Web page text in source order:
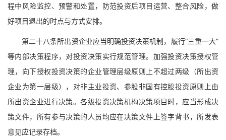
程中风险监控、预警和处置，防范投资后项目运营、整合风险，做
好项目退出的时点与方式安排。
第二十八条所出资企业应当明确投资决策机制，履行“三重一大”
等内部决策程序，对投资决策实行规范管理。加强投资决策授权管
理，向下授权投资决策的企业管理层级原则上不超过两级（所出资
企业为第一层级），对非主业投资、参股非国有控股投资原则上由
所出资企业进行决策。各级投资决策机构决策项目时，应当形成决
策文件，所有参与决策的人员均应在决策文件上签字背书，所发表
意见应记录存档。